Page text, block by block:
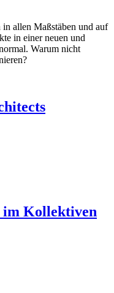
allen Maßstäben und auf
in einer neuen und
Warum nicht
Kollektiven